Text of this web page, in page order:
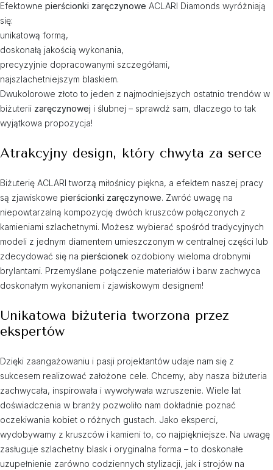
Efektowne pierścionki zaręczynowe ACLARI Diamonds wyróżniają
się:
unikatową formą,
doskonałą jakością wykonania,
precyzyjnie dopracowanymi szczegółami,
najszlachetniejszym blaskiem.
Dwukolorowe złoto to jeden z najmodniejszych ostatnio trendów w
biżuterii zaręczynowej i ślubnej – sprawdź sam, dlaczego to tak
wyjątkowa propozycja!
Atrakcyjny design, który chwyta za serce
Biżuterię ACLARI tworzą miłośnicy piękna, a efektem naszej pracy
są zjawiskowe pierścionki zaręczynowe. Zwróć uwagę na
niepowtarzalną kompozycję dwóch kruszców połączonych z
kamieniami szlachetnymi. Możesz wybierać spośród tradycyjnych
modeli z jednym diamentem umieszczonym w centralnej części lub
zdecydować się na pierścionek ozdobiony wieloma drobnymi
brylantami. Przemyślane połączenie materiałów i barw zachwyca
doskonałym wykonaniem i zjawiskowym designem!
Unikatowa biżuteria tworzona przez
ekspertów
Dzięki zaangażowaniu i pasji projektantów udaje nam się z
sukcesem realizować założone cele. Chcemy, aby nasza biżuteria
zachwycała, inspirowała i wywoływała wzruszenie. Wiele lat
doświadczenia w branży pozwoliło nam dokładnie poznać
oczekiwania kobiet o różnych gustach. Jako eksperci,
wydobywamy z kruszców i kamieni to, co najpiękniejsze. Na uwagę
zasługuje szlachetny blask i oryginalna forma – to doskonałe
uzupełnienie zarówno codziennych stylizacji, jak i strojów na